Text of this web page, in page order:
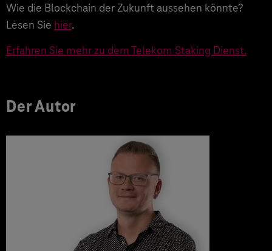
Wie die Blockchain der Zukunft aussehen könnte?
Lesen Sie hier.
Erfahren Sie mehr zu dem Telekom Staking Dienst.
Der Autor